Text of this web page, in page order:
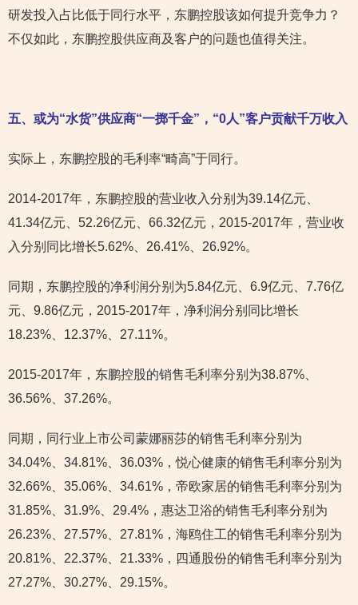
研发投入占比低于同行水平，东鹏控股该如何提升竞争力？
不仅如此，东鹏控股供应商及客户的问题也值得关注。
五、或为“水货”供应商“一掷千金”，“0人”客户贡献千万收入
实际上，东鹏控股的毛利率“畸高”于同行。
2014-2017年，东鹏控股的营业收入分别为39.14亿元、
41.34亿元、52.26亿元、66.32亿元，2015-2017年，营业收
入分别同比增长5.62%、26.41%、26.92%。
同期，东鹏控股的净利润分别为5.84亿元、6.9亿元、7.76亿
元、9.86亿元，2015-2017年，净利润分别同比增长
18.23%、12.37%、27.11%。
2015-2017年，东鹏控股的销售毛利率分别为38.87%、
36.56%、37.26%。
同期，同行业上市公司蒙娜丽莎的销售毛利率分别为
34.04%、34.81%、36.03%，悦心健康的销售毛利率分别为
32.66%、35.06%、34.61%，帝欧家居的销售毛利率分别为
31.85%、31.9%、29.4%，惠达卫浴的销售毛利率分别为
26.23%、27.57%、27.81%，海鸥住工的销售毛利率分别为
20.81%、22.37%、21.33%，四通股份的销售毛利率分别为
27.27%、30.27%、29.15%。